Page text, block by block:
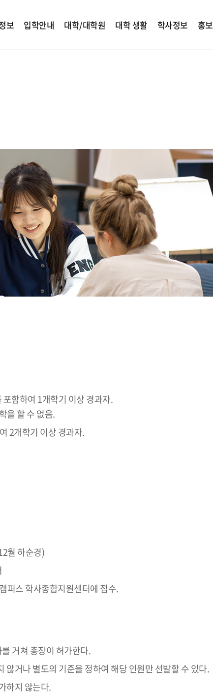
보 입학안내 대학/대학원 대학 생활 학사정보 홍보
함하여 1개학기 이상 경과자.
을 할 수 없음.
2개학기 이상 경과자.
월 하순경)
퍼스 학사종합지원센터에 접수.
거쳐 총장이 허가한다.
거나 별도의 기준을 정하여 해당 인원만 선발할 수 있다.
하지 않는다.